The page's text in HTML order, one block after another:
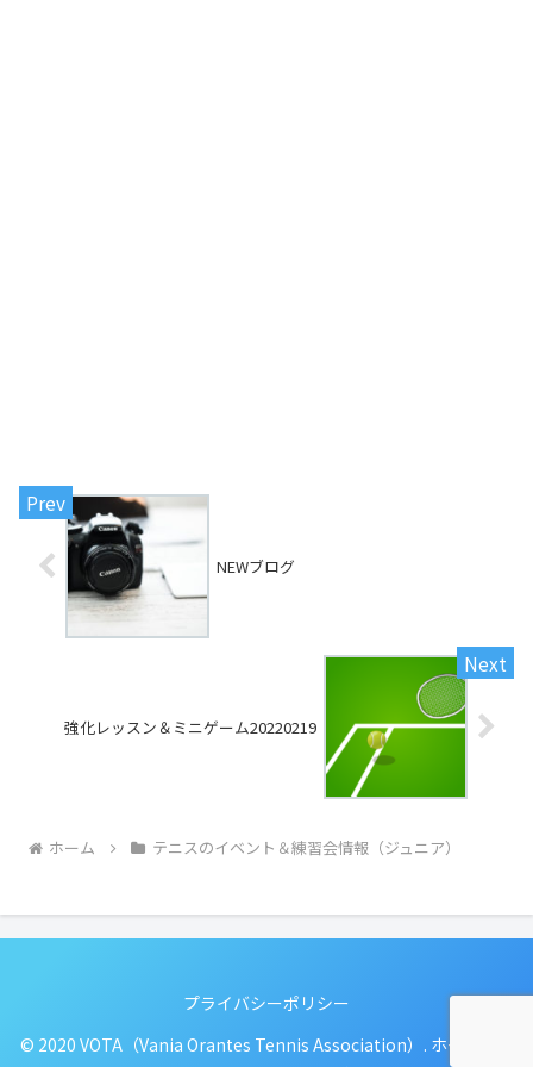
NEWブログ
強化レッスン＆ミニゲーム20220219
ホーム テニスのイベント＆練習会情報（ジュニア）
プライバシーポリシー
© 2020 VOTA（Vania Orantes Tennis Association）. ホームペー